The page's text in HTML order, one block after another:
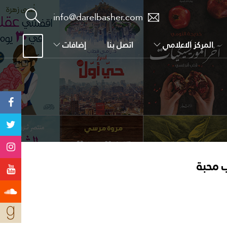
info@darelbasher.com
المركز الاعلامي اتصل بنا إضافات
محبة